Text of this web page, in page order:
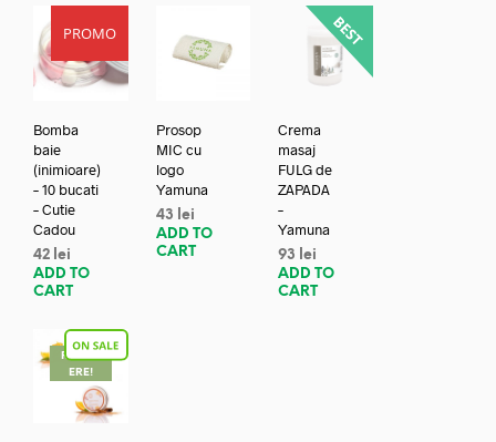
PROMO
Bomba
baie
(inimioare)
– 10 bucati
– Cutie
Cadou
42 lei
ADD TO
CART
Prosop
MIC cu
logo
Yamuna
43
lei
ADD TO
CART
Crema
masaj
FULG de
ZAPADA
–
Yamuna
93
lei
ADD TO
CART
REDUC
ERE!